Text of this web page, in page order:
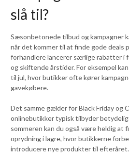
slå til?
Sæsonbetonede tilbud og kampagner
når det kommer til at finde gode deals
forhandlere lancerer særlige rabatter i
og skiftende årstider. For eksempel
til jul, hvor butikker ofte kører
gavekøbere.
Det samme gælder for Black Friday og
onlinebutikker typisk tilbyder
sommeren kan du også være heldig at
oprydning i lagre, hvor butikkerne
introducere nye produkter til efteråret.